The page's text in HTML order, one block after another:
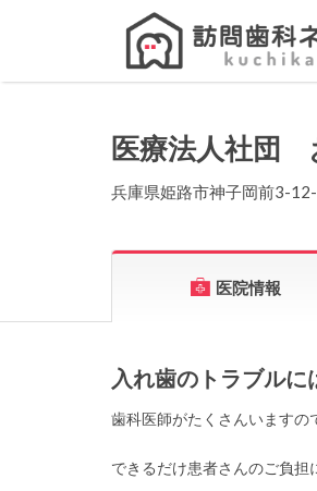
Search
医療法人社団
兵庫県姫路市神子岡前3-
医院情報
入れ歯のトラブル
歯科医師がたくさんいますの
できるだけ患者さんのご負担